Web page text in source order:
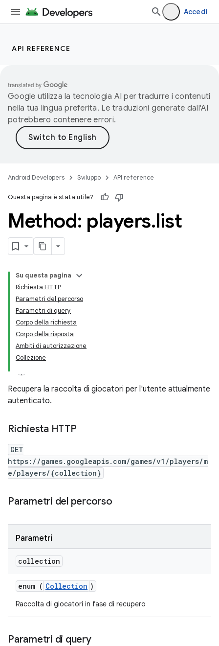
Accedi
API REFERENCE
Google utilizza la tecnologia AI per tradurre i contenuti
nella tua lingua preferita. Le traduzioni generate dall'AI
potrebbero contenere errori.
Android Developers Sviluppo API reference
Questa pagina è stata utile?
Method: players.list
Su questa pagina
Richiesta HTTP
Parametri del percorso
Parametri di query
Corpo della richiesta
Corpo della risposta
Ambiti di autorizzazione
Collezione
Recupera la raccolta di giocatori per l'utente attualmente
autenticato.
Richiesta HTTP
GET
https://games.googleapis.com/games/v1/players/m
e/players/{collection}
Parametri del percorso
Parametri
collection
enum ( Collection )
Raccolta di giocatori in fase di recupero
Parametri di query